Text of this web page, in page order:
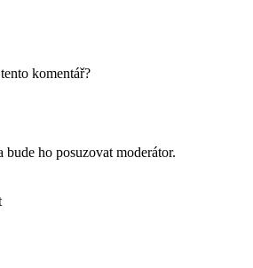
komentář?
bude ho posuzovat moderátor.